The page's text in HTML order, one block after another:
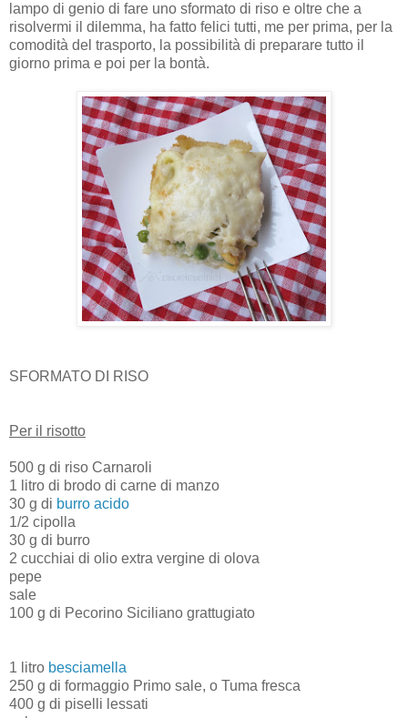
lampo di genio di fare uno sformato di riso e oltre che a
risolvermi il dilemma, ha fatto felici tutti, me per prima, per la
comodità del trasporto, la possibilità di preparare tutto il
giorno prima e poi per la bontà.
SFORMATO DI RISO
Per il risotto
500 g di riso Carnaroli
1 litro di brodo di carne di manzo
30 g di burro acido
1/2 cipolla
30 g di burro
2 cucchiai di olio extra vergine di olova
pepe
sale
100 g di Pecorino Siciliano grattugiato
1 litro besciamella
250 g di formaggio Primo sale, o Tuma fresca
400 g di piselli lessati